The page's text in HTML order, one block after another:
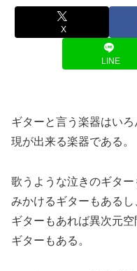
X
LINE
ギターと言う楽器はい
現が出来る楽器である。
歌うような泣きのギタ
みかけるギターもある
ギターもあれば異次元
ギターもある。